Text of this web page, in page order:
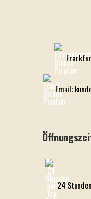
Email:
24